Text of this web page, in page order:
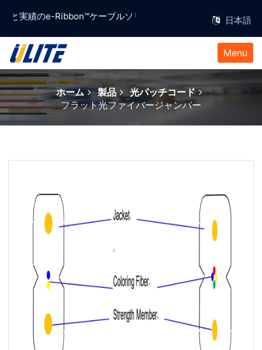
と実績のe-Ribbon™ケーブルソリューションプロバイダー。
Menu
ホーム 製品
光パッチコード
フラット光ファイバージャンパー